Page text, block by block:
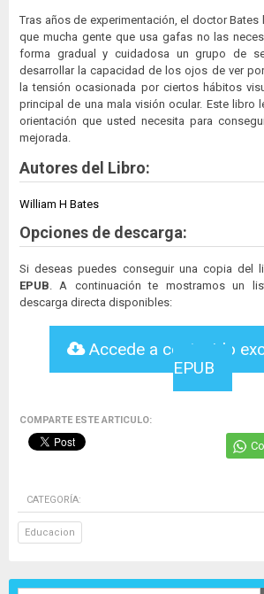
Tras años de experimentación, el doctor
que mucha gente que usa gafas no las
forma gradual y cuidadosa un grupo de
desarrollar la capacidad de los ojos de ver
la tensión ocasionada por ciertos hábitos
principal de una mala visión ocular. Este libro
orientación que usted necesita para
mejorada.
Autores del Libro:
William H Bates
Opciones de descarga:
Si deseas puedes conseguir una copia del
EPUB . A continuación te mostramos un
descarga directa disponibles:
Accede a contenido
EPUB
COMPARTE ESTE ARTICULO:
CATEGORÍA:
Educacion